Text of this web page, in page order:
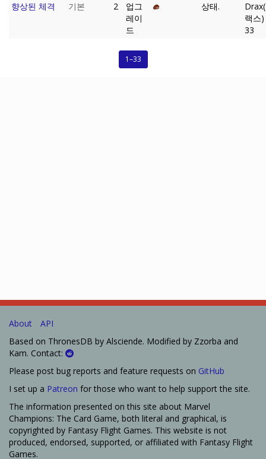
향상된 체격
기본 2
업그
레이
드
상태.
랙스)
33
1–33
About
API
Based on ThronesDB by Alsciende. Modified by Zzorba and
Kam. Contact:
Please post bug reports and feature requests on GitHub
I set up a Patreon for those who want to help support the site.
The information presented on this site about Marvel
Champions: The Card Game, both literal and graphical, is
copyrighted by Fantasy Flight Games. This website is not
produced, endorsed, supported, or affiliated with Fantasy Flight
Games.